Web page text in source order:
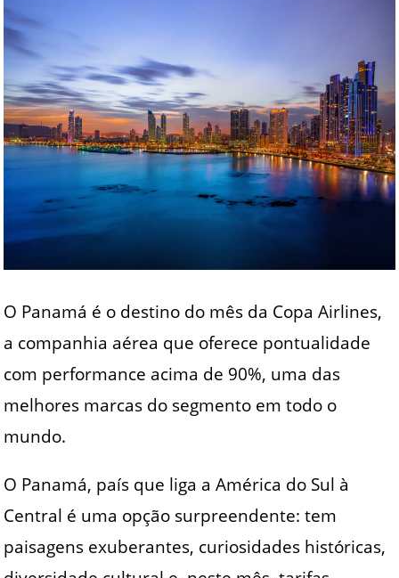
O Panamá é o destino do mês da Copa Airlines,
a companhia aérea que oferece pontualidade
com performance acima de 90%, uma das
melhores marcas do segmento em todo o
mundo.
O Panamá, país que liga a América do Sul à
Central é uma opção surpreendente: tem
paisagens exuberantes, curiosidades históricas,